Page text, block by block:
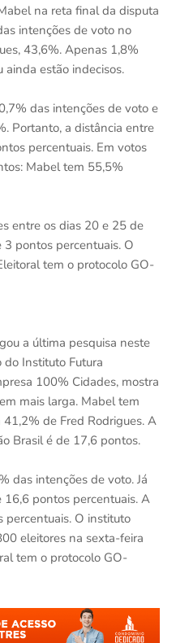
na reta final da disputa
intenções de voto no
43,6%. Apenas 1,8%
estão indecisos.
das intenções de voto e
Portanto, a distância entre
percentuais. Em votos
Mabel tem 55,5%
entre os dias 20 e 25 de
pontos percentuais. O
tem o protocolo GO-
a última pesquisa neste
Instituto Futura
100% Cidades, mostra
mais larga. Mabel tem
de Fred Rodrigues. A
Brasil é de 17,6 pontos.
das intenções de voto. Já
pontos percentuais. A
percentuais. O instituto
eleitores na sexta-feira
tem o protocolo GO-